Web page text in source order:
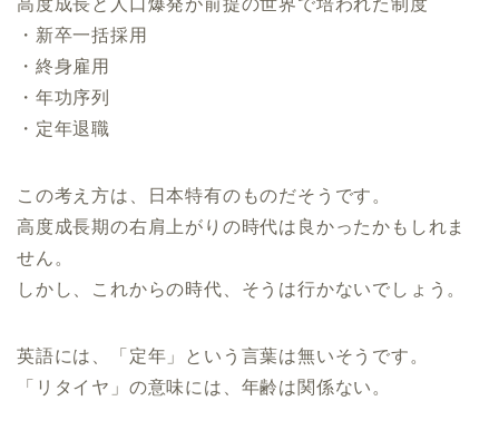
・新卒一括採用
・終身雇用
・年功序列
・定年退職
この考え方は、日本特有のものだそうです。
高度成長期の右肩上がりの時代は良かったかもしれま
せん。
しかし、これからの時代、そうは行かないでしょう。
英語には、「定年」という言葉は無いそうです。
「リタイヤ」の意味には、年齢は関係ない。